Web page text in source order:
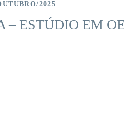
2025
– ESTÚDIO EM